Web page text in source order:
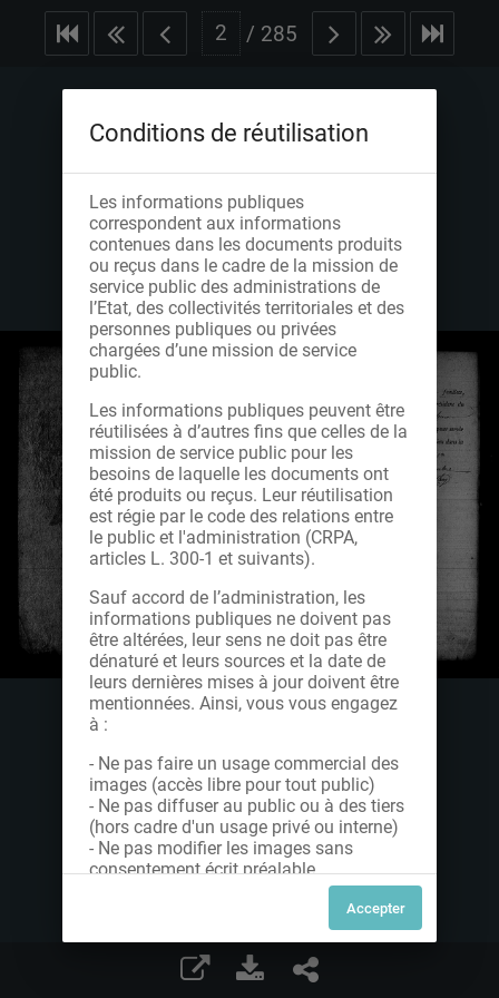
/ 285
Conditions de réutilisation
Les informations publiques
correspondent aux informations
contenues dans les documents produits
ou reçus dans le cadre de la mission de
service public des administrations de
l’Etat, des collectivités territoriales et des
personnes publiques ou privées
chargées d’une mission de service
public.
Les informations publiques peuvent être
réutilisées à d’autres fins que celles de la
mission de service public pour les
besoins de laquelle les documents ont
été produits ou reçus. Leur réutilisation
est régie par le code des relations entre
le public et l'administration (CRPA,
articles L. 300-1 et suivants).
Sauf accord de l’administration, les
informations publiques ne doivent pas
être altérées, leur sens ne doit pas être
dénaturé et leurs sources et la date de
leurs dernières mises à jour doivent être
mentionnées. Ainsi, vous vous engagez
à :
- Ne pas faire un usage commercial des
images (accès libre pour tout public)
- Ne pas diffuser au public ou à des tiers
(hors cadre d'un usage privé ou interne)
- Ne pas modifier les images sans
consentement écrit préalable
Dans le cas contraire, nous vous invitons
à nous contacter afin de solliciter le type
de Licence souhaitée parmi celles
proposées et le cas échéant, acquitter